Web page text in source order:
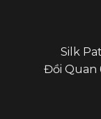
Silk
Đồi Quan